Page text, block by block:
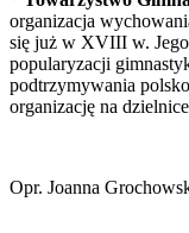
organizacja
się już w XVIII w.
popularyzacji
podtrzymywania
organizację na
Opr. Joanna